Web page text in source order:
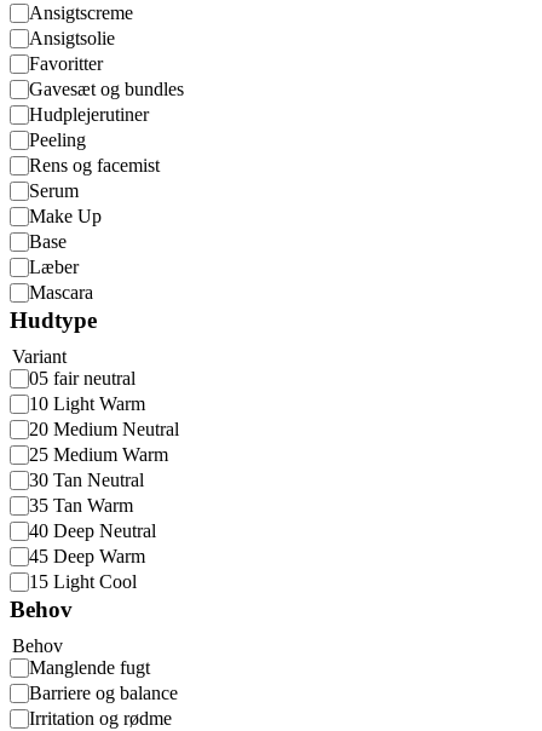
Ansigtscreme
Ansigtsolie
Favoritter
Gavesæt og bundles
Hudplejerutiner
Peeling
Rens og facemist
Serum
Make Up
Base
Læber
Mascara
Hudtype
Variant
05 fair neutral
10 Light Warm
20 Medium Neutral
25 Medium Warm
30 Tan Neutral
35 Tan Warm
40 Deep Neutral
45 Deep Warm
15 Light Cool
Behov
Behov
Manglende fugt
Barriere og balance
Irritation og rødme